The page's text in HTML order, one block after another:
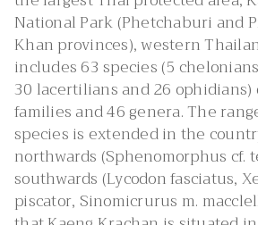
National Park (Phetchaburi and
Khan provinces), western
includes 63 species (5
30 lacertilians and 26
families and 46 genera. The
species is extended in the
northwards (Sphenomorphus cf.
southwards (Lycodon fasciatus,
piscator, Sinomicrurus m.